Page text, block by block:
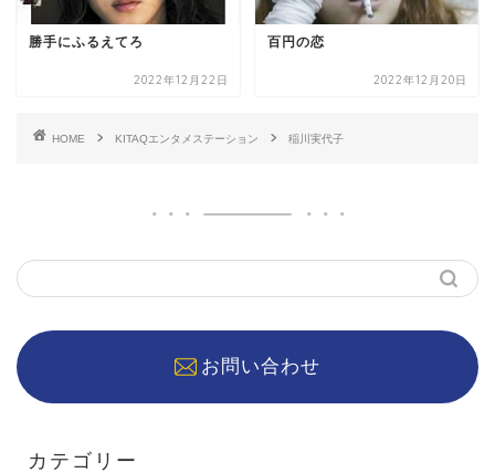
勝手にふるえてろ
2022年12月22日
百円の恋
2022年12月20日
HOME KITAQエンタメステーション 稲川実代子
お問い合わせ
カテゴリー